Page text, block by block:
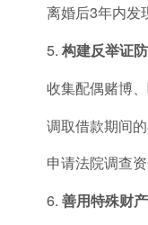
离婚后3年内发
5. 构建反举证
收集配偶赌博
调取借款期间
申请法院调查
6. 善用特殊财